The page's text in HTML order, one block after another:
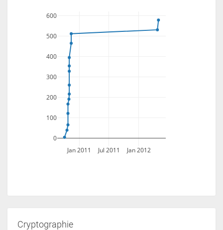
Jan 2011 Jul 2011 Jan 2012
0
100
200
300
400
500
600
Cryptographie